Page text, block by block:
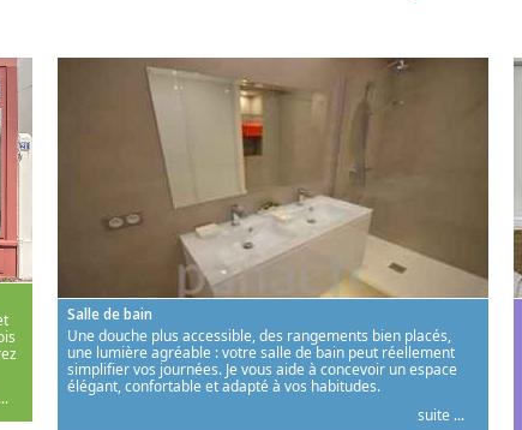
Salle de bain
Une douche plus accessible, des rangements bien placés,
une lumière agréable : votre salle de bain peut réellement
simplifier vos journées. Je vous aide à concevoir un espace
élégant, confortable et adapté à vos habitudes.
suite ...